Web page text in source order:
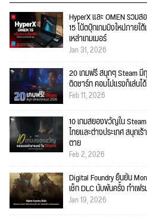
HyperX และ OMEN รวม
15 โน้ตบุ๊กเกมมิงใหม่ภายใ
เหล่าเกมเมอร์
Jan 31, 2026
20 เกมฟรี สนุกๆ Steam
ติดชาร์ท คอมไม่แรงก็เล่นไ
Feb 11, 2026
10 เกมสยองขวัญใน
ไทยและต่างประเทศ สนุก
ตาย
Feb 2, 2026
Digital Foundry ยืนยัน
เช็ก DLC นับพันครั้ง ทำเฟ
Jan 19, 2026